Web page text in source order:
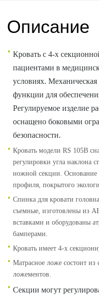
Описание
Кровать с 4-х
пациентами в
условиях.
функции для
Регулируемое изделие
оснащено боковыми
безопасности.
Кровать модели RS 105B
регулировки угла наклона
ножной секции. Основание
профиля, покрытого
Спинка для кровати
съемные, изготовлены из
вставками и оборудованы
бамперами.
Кровать имеет 4-х
Матрасное ложе состоит
ложементов.
Секции могут